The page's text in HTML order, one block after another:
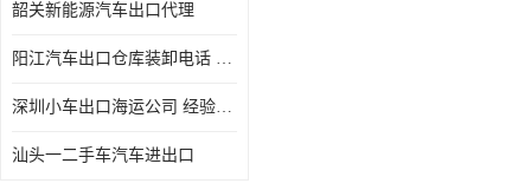
韶关新能源汽车出口代理
阳江汽车出口仓库装卸电话 经验丰富
深圳小车出口海运公司 经验丰富
汕头一二手车汽车进出口